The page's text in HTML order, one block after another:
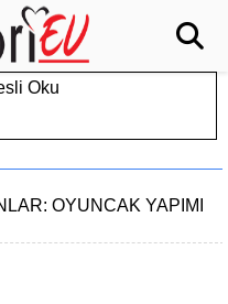
Oku
OYUNCAK YAPIMI